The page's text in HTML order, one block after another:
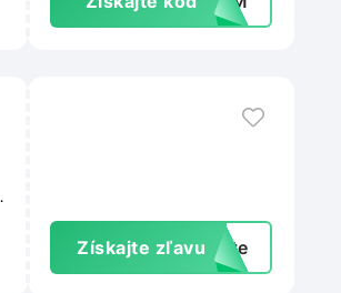
Získajte zľavu exte